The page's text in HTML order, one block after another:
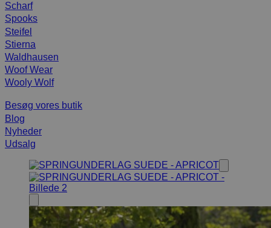
Scharf
Spooks
Steifel
Stierna
Waldhausen
Woof Wear
Wooly Wolf
Besøg vores butik
Blog
Nyheder
Udsalg